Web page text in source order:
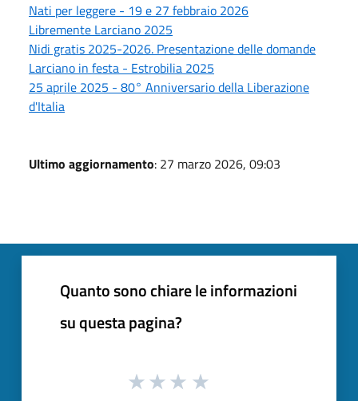
Nati per leggere - 19 e 27 febbraio 2026
Libremente Larciano 2025
Nidi gratis 2025-2026. Presentazione delle domande
Larciano in festa - Estrobilia 2025
25 aprile 2025 - 80° Anniversario della Liberazione
d'Italia
Ultimo aggiornamento: 27 marzo 2026, 09:03
Quanto sono chiare le informazioni
su questa pagina?